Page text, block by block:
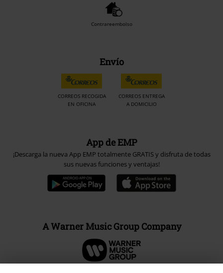
Contrareembolso
Envío
CORREOS RECOGIDA
EN OFICINA
CORREOS ENTREGA
A DOMICILIO
App de EMP
¡Descarga la nueva App EMP totalmente GRATIS y disfruta de todas
sus nuevas funciones y ventajas!
A Warner Music Group Company